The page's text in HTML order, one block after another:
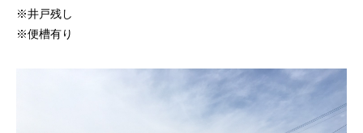
※井戸残し
※便槽有り